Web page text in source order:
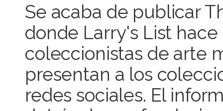
Se acaba de publicar
donde Larry's List
coleccionistas de arte
presentan a los
redes sociales. El